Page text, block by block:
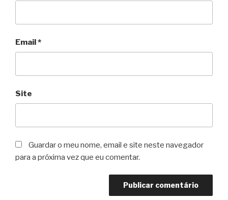
Email*
Site
Guardar o meu nome, email e site neste navegador
para a próxima vez que eu comentar.